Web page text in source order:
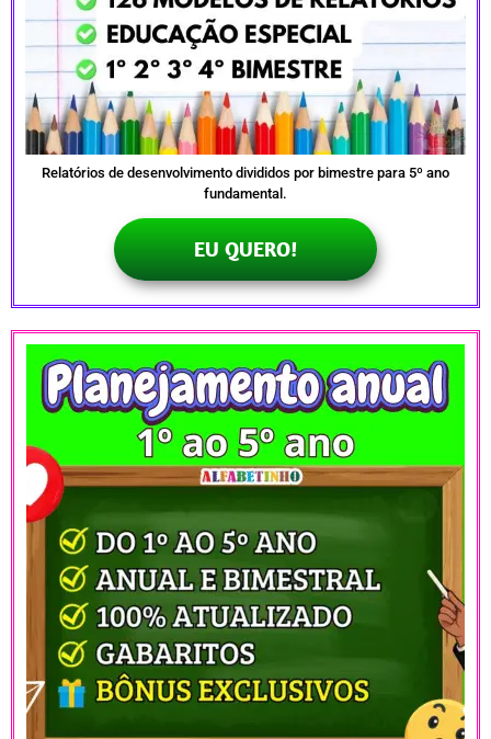
Relatórios de desenvolvimento divididos por bimestre para 5º ano
fundamental.
EU QUERO!